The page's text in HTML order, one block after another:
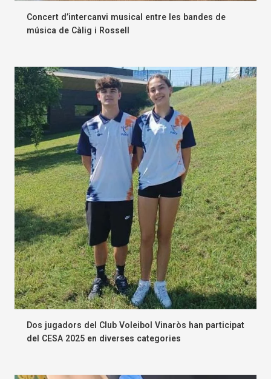
Concert d’intercanvi musical entre les bandes de
música de Càlig i Rossell
Dos jugadors del Club Voleibol Vinaròs han participat
del CESA 2025 en diverses categories